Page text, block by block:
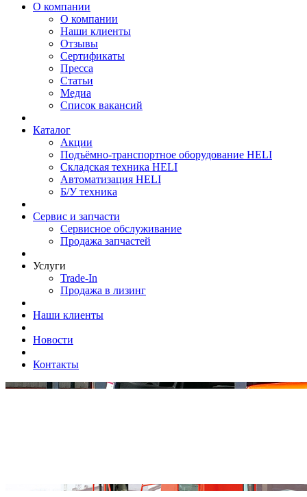
О компании
О компании
Наши клиенты
Отзывы
Сертификаты
Пресса
Статьи
Медиа
Список вакансий
Каталог
Акции
Подъёмно-транспортное оборудование HELI
Складская техника HELI
Автоматизация HELI
Б/У техника
Сервис и запчасти
Сервисное обслуживание
Продажа запчастей
Услуги
Trade-In
Продажа в лизинг
Наши клиенты
Новости
Контакты